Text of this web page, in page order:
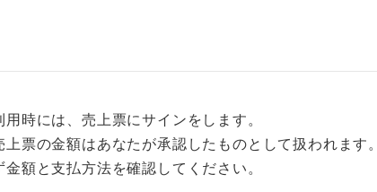
時には、売上票にサインをします。
票の金額はあなたが承認したものとして扱われます。
額と支払方法を確認してください。